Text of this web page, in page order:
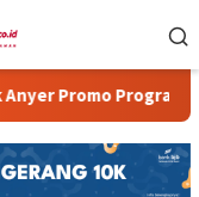
Program Super Dad